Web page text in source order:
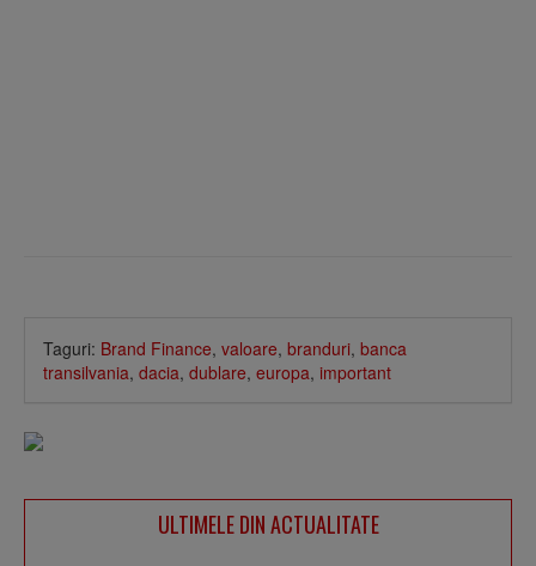
Taguri: Brand Finance, valoare, branduri, banca
transilvania, dacia, dublare, europa, important
ULTIMELE DIN ACTUALITATE